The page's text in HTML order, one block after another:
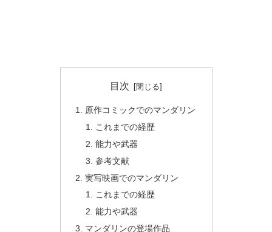
目次
原作コミックでのマンダリン
これまでの経歴
能力や武器
参考文献
実写映画でのマンダリン
これまでの経歴
能力や武器
マンダリンの登場作品